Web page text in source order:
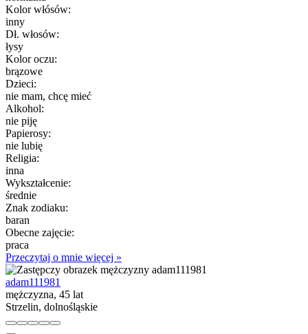
Kolor włósów:
inny
Dł. włosów:
łysy
Kolor oczu:
brązowe
Dzieci:
nie mam, chcę mieć
Alkohol:
nie piję
Papierosy:
nie lubię
Religia:
inna
Wykształcenie:
średnie
Znak zodiaku:
baran
Obecne zajęcie:
praca
Przeczytaj o mnie więcej »
adam111981
mężczyzna, 45 lat
Strzelin, dolnośląskie